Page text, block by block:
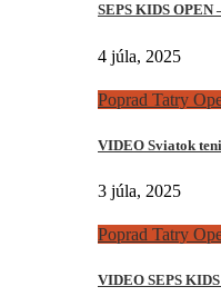
SEPS KIDS
4 júla, 2025
Poprad Tatry
VIDEO Sviatok
3 júla, 2025
Poprad Tatry
VIDEO SEPS